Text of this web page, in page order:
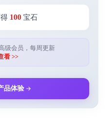
100 宝石
级会员，每周更新
看 >>
品体验